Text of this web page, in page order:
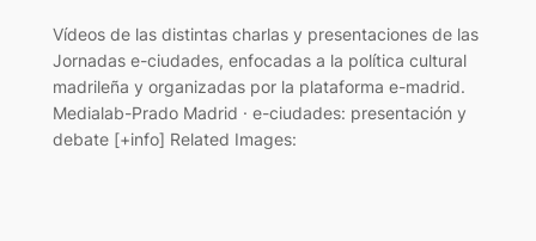
Vídeos de las distintas charlas y presentaciones de las
Jornadas e-ciudades, enfocadas a la política cultural
madrileña y organizadas por la plataforma e-madrid.
Medialab-Prado Madrid · e-ciudades: presentación y
debate [+info] Related Images: